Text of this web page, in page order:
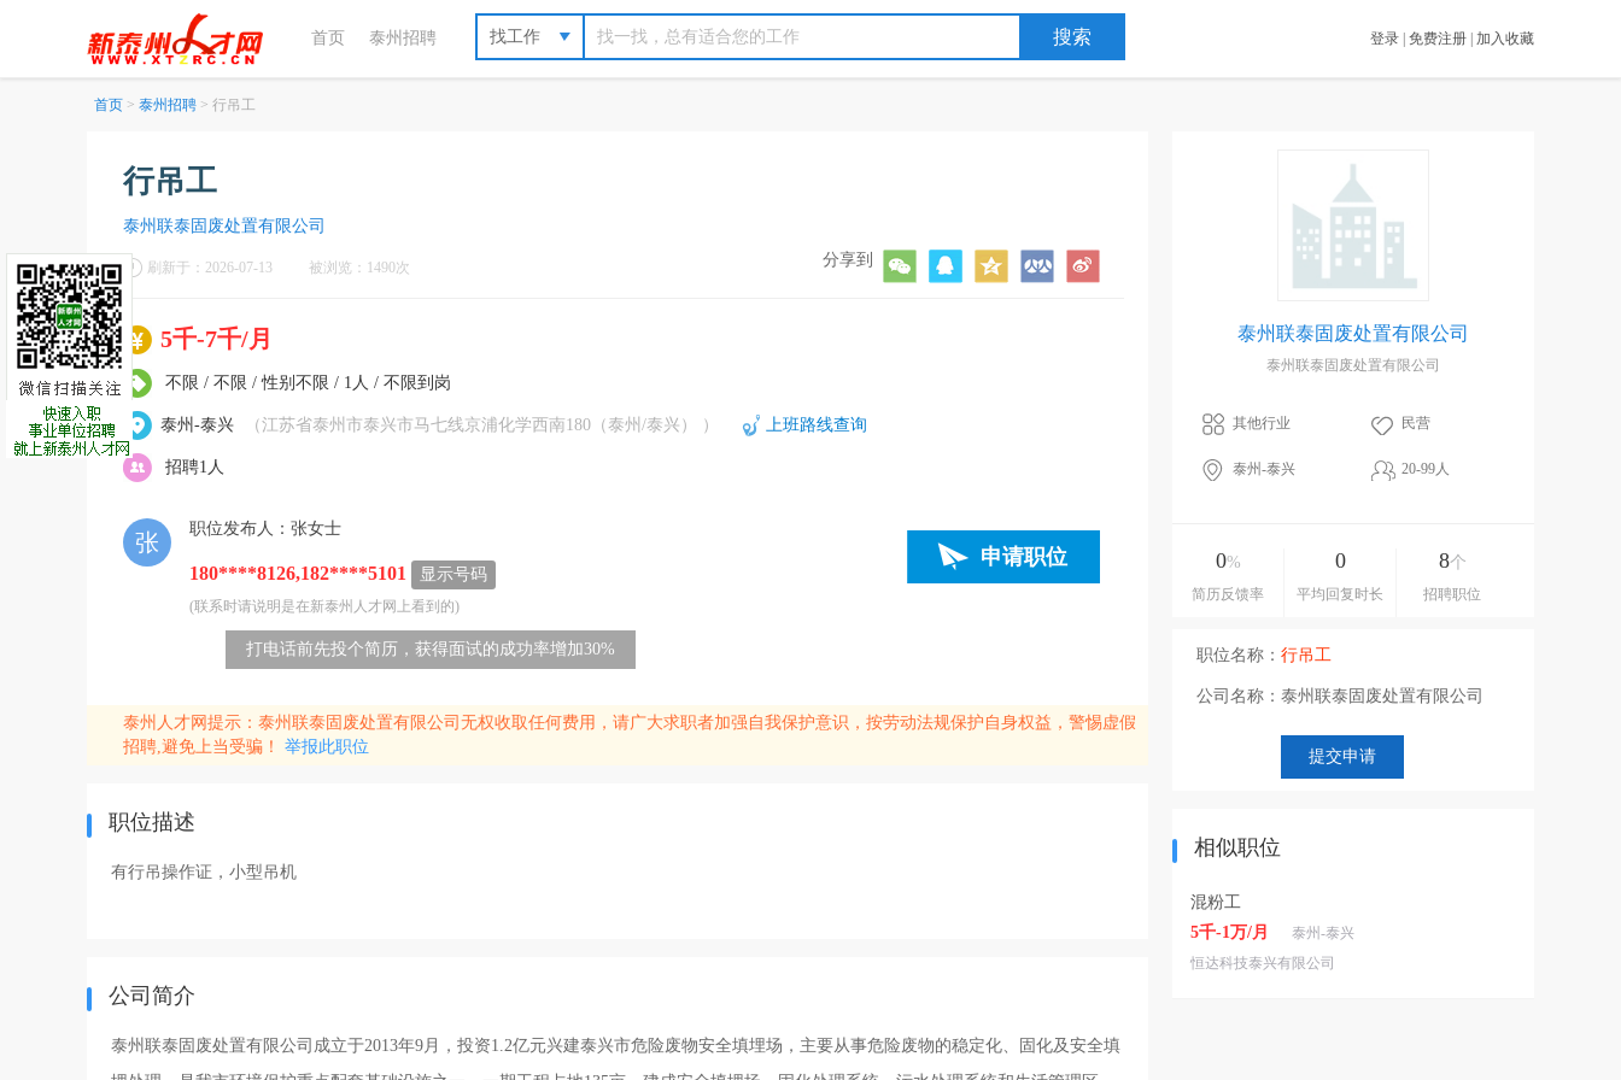
首页 泰州招聘 找工作 登录 免费注册 加入收藏
首页 > 泰州招聘 > 行吊工
行吊工
泰州联泰固废处置有限公司
刷新于：2026-07-13 被浏览：1490次 分享到
5千-7千/月
不限 / 不限 / 性别不限 / 1人 / 不限到岗
泰州-泰兴 （江苏省泰州市泰兴市马七线京浦化学西南180（泰州/泰兴） ） 上班路线查询
招聘1人
张
职位发布人：张女士
申请职位
180****8126,182****5101 显示号码
(联系时请说明是在新泰州人才网上看到的)
打电话前先投个简历，获得面试的成功率增加30%
泰州人才网提示：泰州联泰固废处置有限公司无权收取任何费用，请广大求职者加强自我保护意识，按劳动法规保护自身权益，警惕虚假
招聘,避免上当受骗！ 举报此职位
职位描述
有行吊操作证，小型吊机
公司简介
泰州联泰固废处置有限公司成立于2013年9月，投资1.2亿元兴建泰兴市危险废物安全填埋场，主要从事危险废物的稳定化、固化及安全填
泰州联泰固废处置有限公司
泰州联泰固废处置有限公司
其他行业 民营
泰州-泰兴 20-99人
0%
简历反馈率
0
平均回复时长
8个
招聘职位
职位名称： 行吊工
公司名称： 泰州联泰固废处置有限公司
相似职位
混粉工
5千-1万/月
泰州-泰兴
恒达科技泰兴有限公司